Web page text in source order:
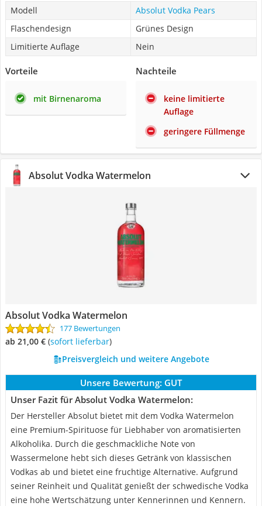
Modell
Absolut Vodka Pears
Flaschendesign
Grünes Design
Limitierte Auflage
Nein
Vorteile
mit Birnenaroma
Nachteile
keine limitierte
Auflage
geringere Füllmenge
Absolut Vodka Watermelon
Absolut Vodka Watermelon
177 Bewertungen
ab 21,00 € ( Sofort lieferbar)
Preisvergleich und weitere Angebote
Unsere Bewertung: GUT
Unser Fazit für Absolut Vodka Watermelon:
Der Hersteller Absolut bietet mit dem Vodka Watermelon
eine Premium-Spirituose für Liebhaber von aromatisierten
Alkoholika. Durch die geschmackliche Note von
Wassermelone hebt sich dieses Getränk von klassischen
Vodkas ab und bietet eine fruchtige Alternative. Aufgrund
seiner Reinheit und Qualität genießt der schwedische Vodka
eine hohe Wertschätzung unter Kennerinnen und Kennern.